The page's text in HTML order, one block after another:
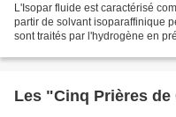
L'Isopar fluide est caractérisé
partir de solvant isoparaffinique
sont traités par l'hydrogène en
Les "Cinq Prières de